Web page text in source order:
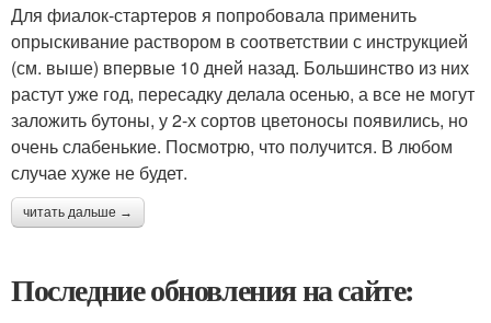
Для фиалок-стартеров я попробовала применить
опрыскивание раствором в соответствии с инструкцией
(см. выше) впервые 10 дней назад. Большинство из них
растут уже год, пересадку делала осенью, а все не могут
заложить бутоны, у 2-х сортов цветоносы появились, но
очень слабенькие. Посмотрю, что получится. В любом
случае хуже не будет.
читать дальше →
Последние обновления на сайте: